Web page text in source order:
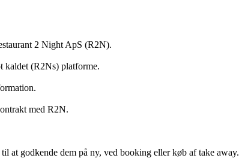
2 Night ApS (R2N).
kaldet (R2Ns) platforme.
med R2N.
at godkende dem på ny, ved booking eller køb af take away.